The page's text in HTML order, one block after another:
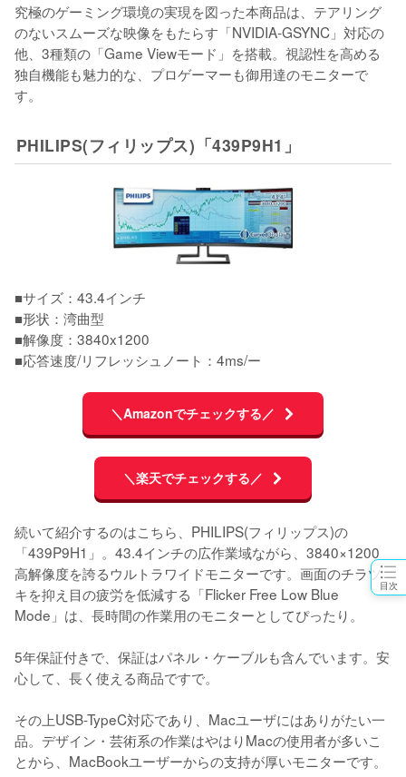
目次
究極のゲーミング環境の実現を図った本商品は、テアリング
のないスムーズな映像をもたらす「NVIDIA-GSYNC」対応の
他、3種類の「Game Viewモード」を搭載。視認性を高める
独自機能も魅力的な、プロゲーマーも御用達のモニターで
す。
PHILIPS(フィリップス)「439P9H1」
■サイズ：43.4インチ
■形状：湾曲型
■解像度：3840x1200
■応答速度/リフレッシュノート：4ms/ー
＼Amazonでチェックする／
＼楽天でチェックする／
続いて紹介するのはこちら、PHILIPS(フィリップス)の
「439P9H1」。43.4インチの広作業域ながら、3840×1200
高解像度を誇るウルトラワイドモニターです。画面のチラツ
キを抑え目の疲労を低減する「Flicker Free Low Blue
Mode」は、長時間の作業用のモニターとしてぴったり。
5年保証付きで、保証はパネル・ケーブルも含んでいます。安
心して、長く使える商品ですで。
その上USB-TypeC対応であり、Macユーザにはありがたい一
品。デザイン・芸術系の作業はやはりMacの使用者が多いこ
とから、MacBookユーザーからの支持が厚いモニターです。